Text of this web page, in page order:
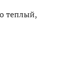
теплый,